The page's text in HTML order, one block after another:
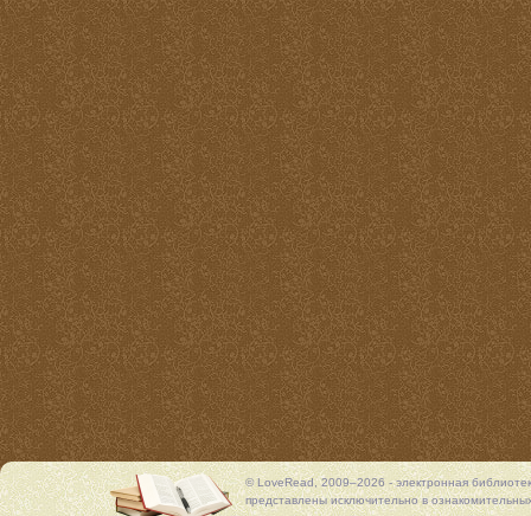
© LoveRead, 2009–2026 - электронная
представлены исключительно в